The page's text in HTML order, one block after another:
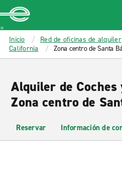
MAIN
CONTENT
Enterprise
Inicio Red de oficinas de alquiler
California
Zona centro de Santa
Alquiler de
Zona centro de
Reservar Información de